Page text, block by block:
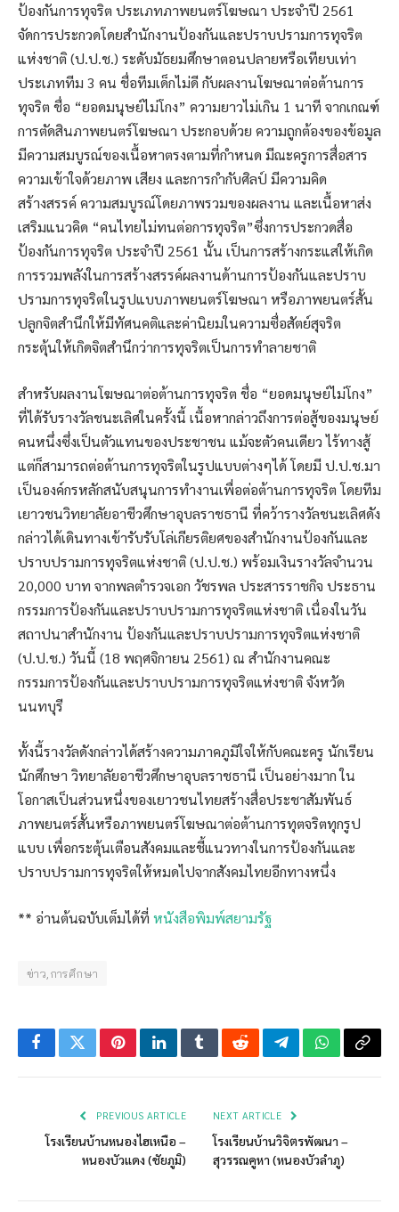
ป้องกันการทุจริต ประเภทภาพยนตร์โฆษณา ประจำปี 2561
จัดการประกวดโดยสำนักงานป้องกันและปราบปรามการทุจริต
แห่งชาติ (ป.ป.ช.) ระดับมัธยมศึกษาตอนปลายหรือเทียบเท่า
ประเภททีม 3 คน ชื่อทีมเด็กไม่ดี กับผลงานโฆษณาต่อต้านการ
ทุจริต ชื่อ “ยอดมนุษย์ไม่โกง” ความยาวไม่เกิน 1 นาที จากเกณฑ์
การตัดสินภาพยนตร์โฆษณา ประกอบด้วย ความถูกต้องของข้อมูล
มีความสมบูรณ์ของเนื้อหาตรงตามที่กำหนด มีณะครูการสื่อสาร
ความเข้าใจด้วยภาพ เสียง และการกำกับศิลป์ มีความคิด
สร้างสรรค์ ความสมบูรณ์โดยภาพรวมของผลงาน และเนื้อหาส่ง
เสริมแนวคิด “คนไทยไม่ทนต่อการทุจริต”ซึ่งการประกวดสื่อ
ป้องกันการทุจริต ประจำปี 2561 นั้น เป็นการสร้างกระแสให้เกิด
การรวมพลังในการสร้างสรรค์ผลงานด้านการป้องกันและปราบ
ปรามการทุจริตในรูปแบบภาพยนตร์โฆษณา หรือภาพยนตร์สั้น
ปลูกจิตสำนึกให้มีทัศนคติและค่านิยมในความซื่อสัตย์สุจริต
กระตุ้นให้เกิดจิตสำนึกว่าการทุจริตเป็นการทำลายชาติ
สำหรับผลงานโฆษณาต่อต้านการทุจริต ชื่อ “ยอดมนุษย์ไม่โกง”
ที่ได้รับรางวัลชนะเลิศในครั้งนี้ เนื้อหากล่าวถึงการต่อสู้ของมนุษย์
คนหนึ่งซึ่งเป็นตัวแทนของประชาชน แม้จะตัวคนเดียว ไร้ทางสู้
แต่ก็สามารถต่อต้านการทุจริตในรูปแบบต่างๆได้ โดยมี ป.ป.ช.มา
เป็นองค์กรหลักสนับสนุนการทำงานเพื่อต่อต้านการทุจริต โดยทีม
เยาวชนวิทยาลัยอาชีวศึกษาอุบลราชธานี ที่คว้ารางวัลชนะเลิศดัง
กล่าวได้เดินทางเข้ารับรับโล่เกียรติยศของสำนักงานป้องกันและ
ปราบปรามการทุจริตแห่งชาติ (ป.ป.ช.) พร้อมเงินรางวัลจำนวน
20,000 บาท จากพลตำรวจเอก วัชรพล ประสารราชกิจ ประธาน
กรรมการป้องกันและปราบปรามการทุจริตแห่งชาติ เนื่องในวัน
สถาปนาสำนักงาน ป้องกันและปราบปรามการทุจริตแห่งชาติ
(ป.ป.ช.) วันนี้ (18 พฤศจิกายน 2561) ณ สำนักงานคณะ
กรรมการป้องกันและปราบปรามการทุจริตแห่งชาติ จังหวัด
นนทบุรี
ทั้งนี้รางวัลดังกล่าวได้สร้างความภาคภูมิใจให้กับคณะครู นักเรียน
นักศึกษา วิทยาลัยอาชีวศึกษาอุบลราชธานี เป็นอย่างมาก ใน
โอกาสเป็นส่วนหนึ่งของเยาวชนไทยสร้างสื่อประชาสัมพันธ์
ภาพยนตร์สั้นหรือภาพยนตร์โฆษณาต่อต้านการทุตจริตทุกรูป
แบบ เพื่อกระตุ้นเตือนสังคมและชี้แนวทางในการป้องกันและ
ปราบปรามการทุจริตให้หมดไปจากสังคมไทยอีกทางหนึ่ง
** อ่านต้นฉบับเต็มได้ที่ หนังสือพิมพ์สยามรัฐ
ข่าว,การศึกษา
FacebookTwitterPinterestLinkedInTumblrRedditTelegramWhatsApp
Copy
PREVIOUS ARTICLE
โรงเรียนบ้านหนองไฮเหนือ –
หนองบัวแดง (ชัยภูมิ)
NEXT ARTICLE
โรงเรียนบ้านวิจิตรพัฒนา –
สุวรรณคูหา (หนองบัวลำภู)